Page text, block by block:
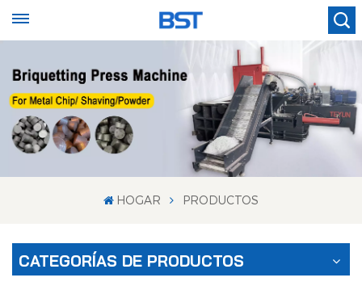
HOGAR PRODUCTOS
CATEGORÍAS DE PRODUCTOS